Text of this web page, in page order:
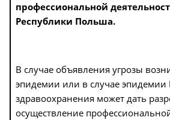
профессиональной
Республики Польша.
В случае объявления угрозы
эпидемии или в случае
здравоохранения может дать
осуществление